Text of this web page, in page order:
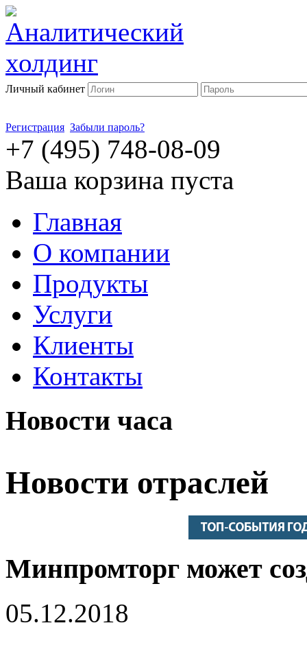
Личный кабинет
Регистрация Забыли пароль?
+7 (495) 748-08-09
Ваша корзина пуста
Главная
О компании
Продукты
Услуги
Клиенты
Контакты
Новости часа
Новости отраслей
Минпромторг может
05.12.2018